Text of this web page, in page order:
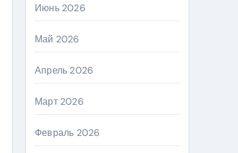
Июнь 2026
Май 2026
Апрель 2026
Март 2026
Февраль 2026